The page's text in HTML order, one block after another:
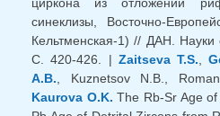
циркона из отложений
синеклизы, Восточно-
Кельтменская-1) // ДАН.
С. 420-426. | Zaitseva T.S.,
A.B., Kuznetsov N.B.,
Kaurova O.K. The Rb-Sr Age